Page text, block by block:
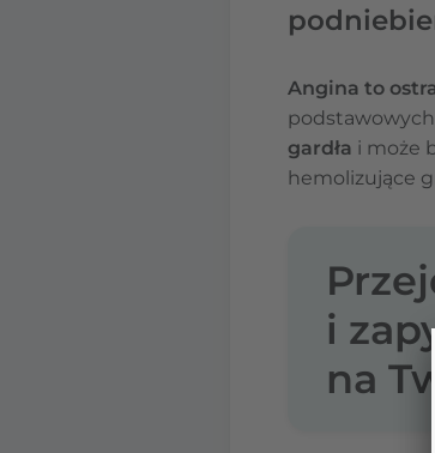
Angina to
gardła i może
hemolizujące
i
na